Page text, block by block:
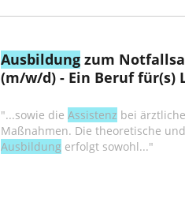
Ausbildung zum
(m/w/d) - Ein Beruf für(s)
"...sowie die Assistenz bei
Ausbildung erfolgt sowohl..."